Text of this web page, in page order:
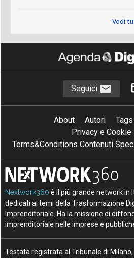
Vedi
Seguici
About Autori Tags
Privacy e
Terms&Conditions Contenuti
Nextwork360 è il più grande network in
dedicati ai temi della Trasformazione
Imprenditoriale. Ha la missione di
imprenditoriale nelle imprese e
Testata registrata al Tribunale di